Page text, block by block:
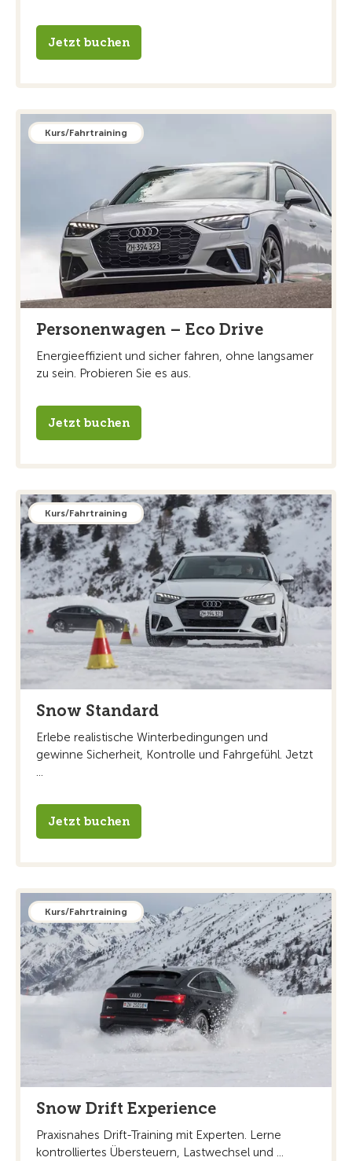
Jetzt buchen
Kurs/Fahrtraining
Personenwagen – Eco Drive
Energieeffizient und sicher fahren, ohne langsamer
zu sein. Probieren Sie es aus.
Jetzt buchen
Kurs/Fahrtraining
Snow Standard
Erlebe realistische Winterbedingungen und
gewinne Sicherheit, Kontrolle und Fahrgefühl. Jetzt
...
Jetzt buchen
Kurs/Fahrtraining
Snow Drift Experience
Praxisnahes Drift-Training mit Experten. Lerne
kontrolliertes Übersteuern, Lastwechsel und ...